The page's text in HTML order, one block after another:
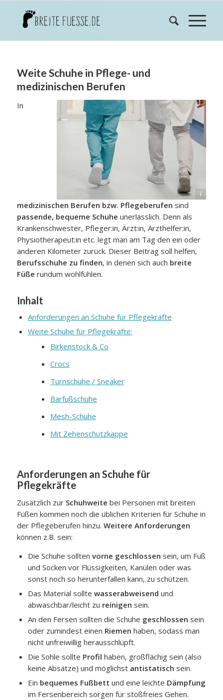
Weite Schuhe in Pflege- und
medizinischen Berufen
full-shot-gesundheitshelfer-gehen-zusammen_13185749.htm
In
medizinischen Berufen bzw. Pflegeberufen sind
passende, bequeme Schuhe unerlässlich. Denn als
Krankenschwester, Pfleger:in, Ärzt:in, Arzthelfer:in,
Physiotherapeut:in etc. legt man am Tag den ein oder
anderen Kilometer zurück. Dieser Beitrag soll helfen,
Berufsschuhe zu finden, in denen sich auch breite
Füße rundum wohlfühlen.
Inhalt
Anforderungen an Schuhe für Pflegekräfte
Weite Schuhe für Pflegekräfte:
Birkenstock & Co
Crocs
Turnschuhe / Sneaker
Barfußschuhe
Mesh-Schuhe
Mit Zehenschutzkappe
Anforderungen an Schuhe für
Pflegekräfte
Zusätzlich zur Schuhweite bei Personen mit breiten
Füßen kommen noch die üblichen Kriterien für Schuhe in
der Pflegeberufen hinzu. Weitere Anforderungen
können z.B. sein:
Die Schuhe sollten vorne geschlossen sein, um Fuß
und Socken vor Flüssigkeiten, Kanülen oder was
sonst noch so herunterfallen kann, zu schützen.
Das Material sollte wasserabweisend und
abwaschbar/leicht zu reinigen sein.
An den Fersen sollten die Schuhe geschlossen sein
oder zumindest einen Riemen haben, sodass man
nicht unfreiwillig herausschlüpft.
Die Sohle sollte Profil haben, großflächig sein (also
keine Absätze) und möglichst antistatisch sein.
Ein bequemes Fußbett und eine leichte Dämpfung
im Fersenbereich sorgen für stoßfreies Gehen.